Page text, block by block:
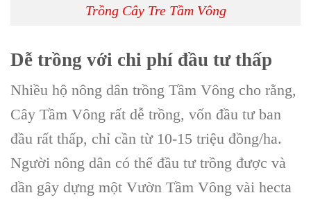
Trồng Cây Tre Tầm Vông
Dễ trồng với chi phí đầu tư thấp
Nhiều hộ nông dân trồng Tầm Vông cho rằng,
Cây Tầm Vông rất dễ trồng, vốn đầu tư ban
đầu rất thấp, chỉ cần từ 10-15 triệu đồng/ha.
Người nông dân có thể đầu tư trồng được và
dần gây dựng một Vườn Tầm Vông vài hecta